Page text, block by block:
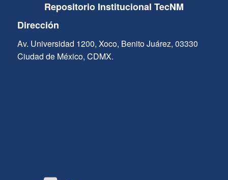
Repositorio Institucional TecNM
Dirección
Av. Universidad 1200, Xoco, Benito Juárez, 03330
Ciudad de México, CDMX.